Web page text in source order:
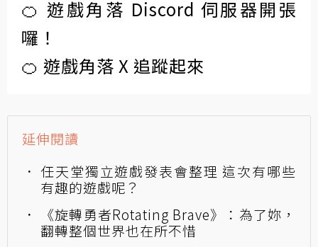
🍊 遊戲角落 Discord 伺服器開張
囉！
🍊 遊戲角落 X 追蹤起來
延伸閱讀
任天堂獨立遊戲發表會整理 這次有哪些
有趣的遊戲呢？
《旋轉勇者Rotating Brave》：為了妳，
翻轉整個世界也在所不惜